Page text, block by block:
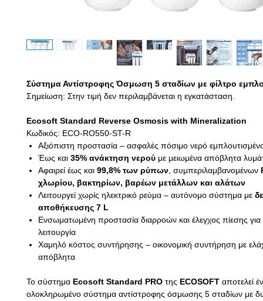
Σύστημα Αντίστροφης Όσμωση 5 σταδίων με φίλτρο
Σημείωση: Στην τιμή δεν περιλαμβάνεται η εγκατάσταση.
Ecosoft Standard Reverse Osmosis with Mineralization
Κωδικός: ECO-RO550-ST-R
Αξιόπιστη προστασία – ασφαλές πόσιμο νερό
Έως και 35% ανάκτηση νερού με μειωμένα απόβλητα
Αφαιρεί έως και 99,8% των ρύπων , συμπεριλαμβανομένων
χλωρίου, βακτηρίων, βαρέων μετάλλων και αλάτων
Λειτουργεί χωρίς ηλεκτρικό ρεύμα – αυτόνομο σύστημα με
αποθήκευσης 7 L
Ενσωματωμένη προστασία διαρροών και έλεγχος πίεσης
λειτουργία
Χαμηλό κόστος συντήρησης – οικονομική συντήρηση με
απόβλητα
Το σύστημα Ecosoft Standard PRO της ECOSOFT αποτελεί
ολοκληρωμένο σύστημα αντίστροφης όσμωσης 5 σταδίων με